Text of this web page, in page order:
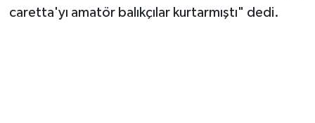
caretta'yı amatör balıkçılar kurtarmıştı" dedi.